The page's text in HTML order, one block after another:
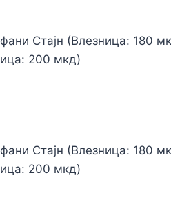
Стајн (Влезница: 180
200 мкд)
Стајн (Влезница: 180
200 мкд)